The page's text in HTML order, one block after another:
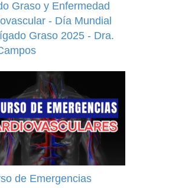
Graso y Enfermedad
- Día Mundial
Graso 2025 - Dra.
de Emergencias